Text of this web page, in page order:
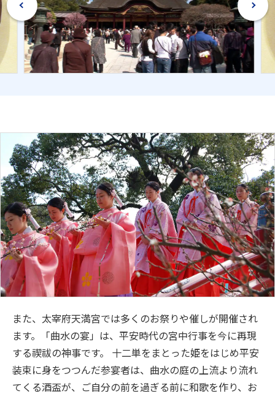
また、太宰府天満宮では多くのお祭りや催しが開催され
ます。「曲水の宴」は、平安時代の宮中行事を今に再現
する禊祓の神事です。 十二単をまとった姫をはじめ平安
装束に身をつつんだ参宴者は、曲水の庭の上流より流れ
てくる酒盃が、ご自分の前を過ぎる前に和歌を作り、お